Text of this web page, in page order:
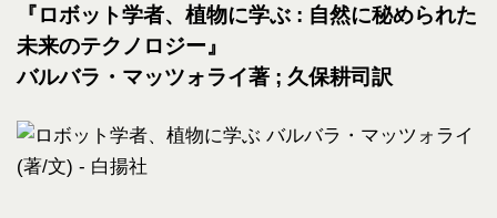
『ロボット学者、植物に学ぶ : 自然に秘められた
未来のテクノロジー』
バルバラ・マッツォライ著 ; 久保耕司訳